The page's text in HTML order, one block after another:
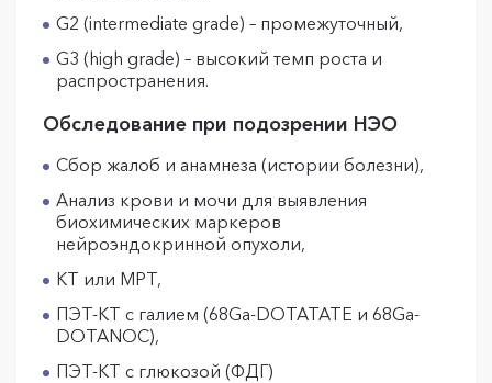
G2 (intermediate grade) – промежуточный,
G3 (high grade) – высокий темп роста и
распространения.
Обследование при подозрении НЭО
Сбор жалоб и анамнеза (истории болезни),
Анализ крови и мочи для выявления
биохимических маркеров
нейроэндокринной опухоли,
КТ или МРТ,
ПЭТ-КТ с галием (68Ga-DOTATATE и 68Ga-
DOTANOC),
ПЭТ-КТ с глюкозой (ФДГ)